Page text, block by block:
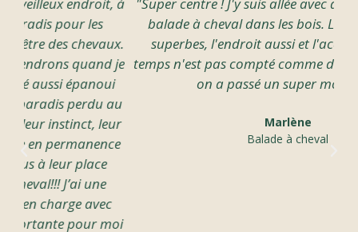
balade à cheval dans les bois. Les chevaux sont
superbes, l'endroit aussi et l'accueil parfait. Le
temps n'est pas compté comme dans d'autres lieux,
on a passé un super moment."